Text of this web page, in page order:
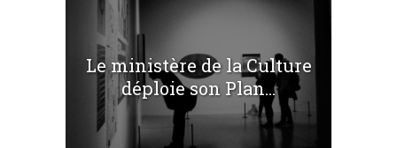
Le ministère de la Culture
déploie son Plan...